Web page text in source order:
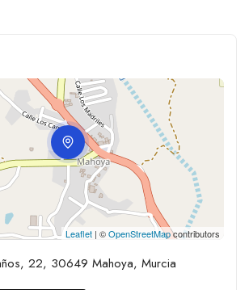
Leaflet | ©OpenStreetMapcontributors
22, 30649 Mahoya, Murcia